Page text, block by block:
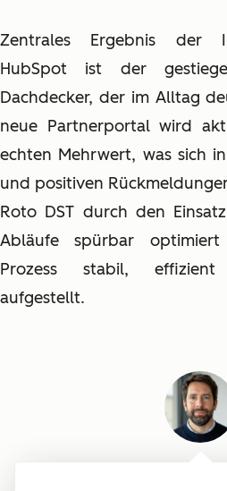
Zentrales Ergebnis der
HubSpot ist der
Dachdecker, der im Alltag
neue Partnerportal wird
echten Mehrwert, was sich
und positiven
Roto DST durch den
Abläufe spürbar
Prozess stabil,
aufgestellt.